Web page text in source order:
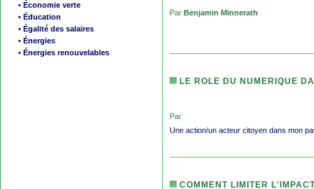
• Économie verte
• Éducation
• Égalité des salaires
• Énergies
• Énergies renouvelables
Par Benjamin Minnerath
LE ROLE DU NUMERIQUE
Par
Une action/un acteur citoyen dans mon
COMMENT LIMITER